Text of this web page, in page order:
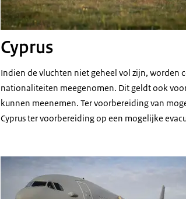
Cyprus
Indien de vluchten niet geheel vol zijn,
nationaliteiten meegenomen. Dit geldt ook
kunnen meenemen. Ter voorbereiding van
Cyprus ter voorbereiding op een mogelijke